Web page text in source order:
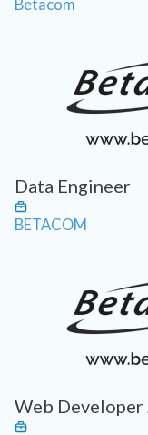
Betacom
Data Engineer
BETACOM
Web Developer